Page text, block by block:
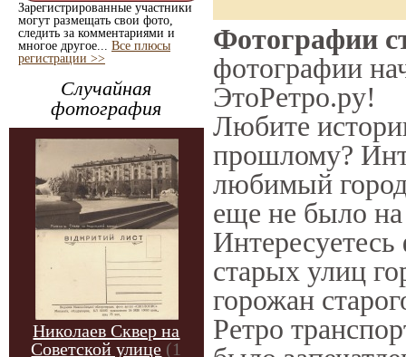
Зарегистрированные участники
могут размещать свои фото,
следить за комментариями и
многое другое... Все плюсы
регистрации >>
Случайная
фотография
Николаев Сквер на
Советской улице (1
Фотографии
фотографии
ЭтоРетро.ру!
Любите
прошлому?
любимый
еще не было на
Интересуетесь
старых улиц
горожан
Ретро